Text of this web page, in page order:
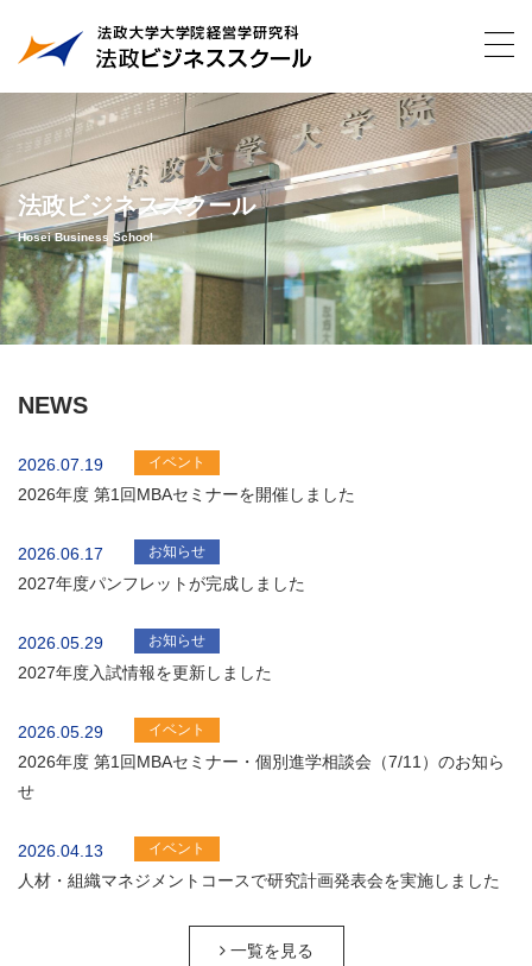
法政ビジネススクール
Hosei Business School
NEWS
2026.07.19 イベント
2026年度 第1回MBAセミナーを開催しました
2026.06.17 お知らせ
2027年度パンフレットが完成しました
2026.05.29 お知らせ
2027年度入試情報を更新しました
2026.05.29 イベント
2026年度 第1回MBAセミナー・個別進学相談会（7/11）のお知ら
せ
2026.04.13 イベント
人材・組織マネジメントコースで研究計画発表会を実施しました
一覧を見る